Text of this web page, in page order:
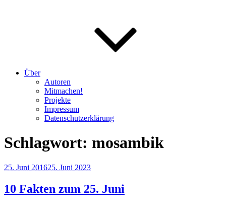
Über
Autoren
Mitmachen!
Projekte
Impressum
Datenschutzerklärung
Schlagwort: mosambik
Veröffentlicht
25. Juni 201625. Juni 2023
10 Fakten zum 25. Juni